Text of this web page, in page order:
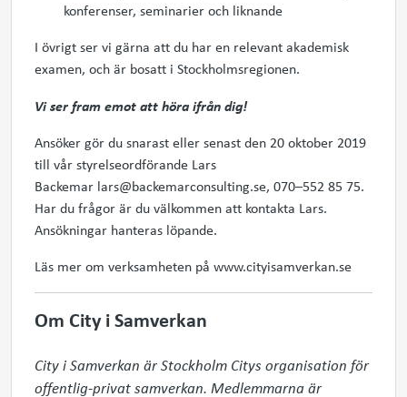
konferenser, seminarier och liknande
I övrigt ser vi gärna att du har en relevant akademisk
examen, och är bosatt i Stockholmsregionen.
Vi ser fram emot att höra ifrån dig!
Ansöker gör du snarast eller senast den 20 oktober 2019
till vår styrelseordförande Lars
Backemar lars@backemarconsulting.se, 070–552 85 75.
Har du frågor är du välkommen att kontakta Lars.
Ansökningar hanteras löpande.
Läs mer om verksamheten på www.cityisamverkan.se
Om City i Samverkan
City i Samverkan är Stockholm Citys organisation för
offentlig-privat samverkan. Medlemmarna är